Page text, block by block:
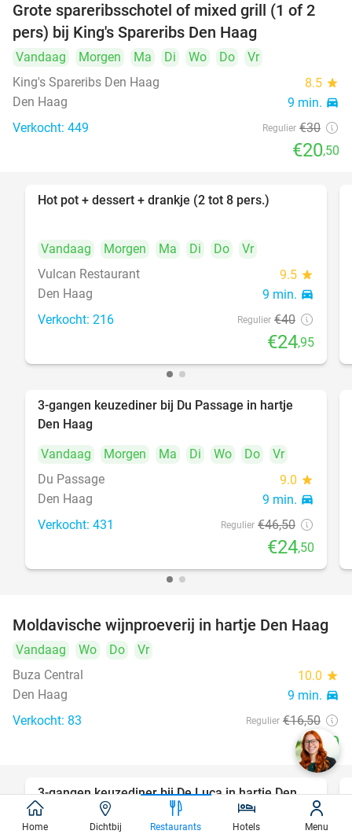
32%
Grote spareribsschotel of mixed grill (1 of 2
pers) bij King's Spareribs Den Haag
Vandaag Morgen Ma Di Wo Do
Vr
King's Spareribs Den Haag
8.5 star
Den Haag 9 min. directions_car
Verkocht: 449 Regulier €30
€20,50
Hot pot + dessert + drankje (2 tot 8 pers.)
Vandaag Morgen Ma Di Do
Vr
Vulcan Restaurant
9.5 star
Den Haag 9 min. directions_car
Verkocht: 216 Regulier €40
€24,95
47%
3-gangen keuzediner bij Du Passage in hartje
Den Haag
Vandaag
Morgen Ma Di Wo Do
Vr
Du Passage
9.0 star
Den Haag 9 min. directions_car
Verkocht: 431 Regulier €46,50
€24,50
39%
Moldavische wijnproeverij in hartje Den Haag
Vandaag Wo Do
Vr
Buza Central
10.0 star
Den Haag 9 min. directions_car
Verkocht: 83 Regulier €16,50
€10
47%
3-gangen keuzediner bij De Luca in hartje Den
Haag
Home Dichtbij Restaurants Hotels Menu